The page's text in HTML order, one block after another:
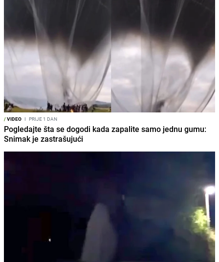
/VIDEO I PRIJE 1 DAN
Pogledajte šta se dogodi kada zapalite samo jednu gumu:
Snimak je zastrašujući